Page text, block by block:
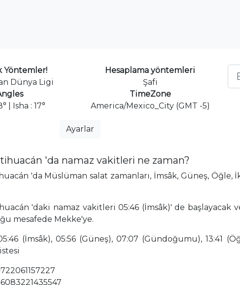
Yöntemler!
Dünya Ligi
Hesaplama yöntemleri
Şafi
| Isha : 17°
TimeZone
America/Mexico_City (GMT -5)
Ayarlar
'da namaz vakitleri ne zaman?
'da Müslüman salat zamanları, İmsâk, Güneş,
'daki namaz vakitleri 05:46 (İmsâk)' de başlayacak
mesafede Mekke'ye.
(İmsâk), 05:56 (Güneş), 07:07 (Gündoğumu), 13:41